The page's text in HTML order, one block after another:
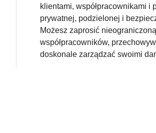
klientami, współpracownikami i
prywatnej, podzielonej i
Możesz zaprosić
współpracowników,
doskonale zarządzać swoimi